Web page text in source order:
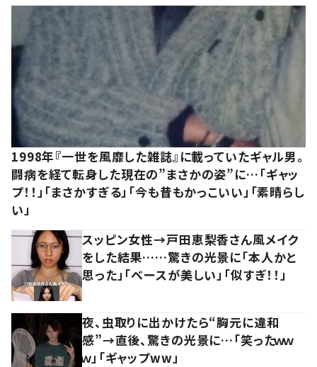
1998年『一世を風靡した雑誌』に載っていたギャル男。
闘病を経て転身した現在の”まさかの姿”に…「ギャッ
プ！！」「まさかすぎる」「今も昔もかっこいい」「素晴らし
い」
スッピン女性→戸田恵梨香さん風メイク
をした結果……驚きの光景に「本人かと
思った」「ベースが美しい」「似すぎ！！」
夜、虫取りに出かけたら“胸元に違和
感”→直後、驚きの光景に…「笑ったｗｗ
ｗ」「ギャップww」